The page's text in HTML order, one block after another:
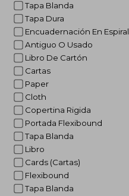
Tapa Blanda
Tapa Dura
Encuadernación En Espiral
Antiguo O Usado
Libro De Cartón
Cartas
Paper
Cloth
Copertina Rigida
Portada Flexibound
Tapa Blanda
Libro
Cards (Cartas)
Flexibound
Tapa Blanda